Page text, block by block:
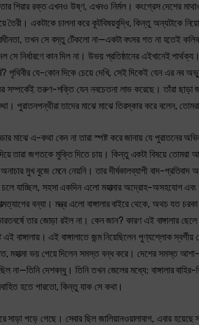
শিরার রক্ত এখনও উষ্ণ, এখনও নির্মল। কংগ্রেস দেশের
একটাকে চালনা করে কূটবিষয়বুদ্ধি, কিন্তু অন্যটাকে
তখন সে বস্তু টেঁকলো না—একটা বৎসর গত না হতেই
কান দিল না। উভয় প্রতিষ্ঠানের এইখানেই
পৃথিবীর যে-কোন দিকে চেয়ে দেখি, সেই দিকেই যেন এর নব
সম্পর্কেই তরুণ-শক্তি যেন নবচেতনা লাভ করেছে। তাঁরা
পুরাতনপন্থীরা তাদের মাঝে মাঝে তিরস্কার করে বলেন,
মাঝে এ-কথা কেন না তারা স্পষ্ট করে জানায় যে
দিয়ে তারা জগতকে মুক্তি দিতে চায়। কিন্তু একটা বিষয়ে
অনাচার মুখ বুজে মেনে নেয়নি। তার দীর্ঘকালব্যাপী বাদ-
যাচ্ছিল, সহসা একদিন এলো মহাত্মার অদ্রোহ-অসহযোগ এবং
বন্যা। মন্ত্র এলো বাঙ্গালার বাইরে থেকে, অথচ যত চরকা
তার জোড়া রইল না। কেন জান? কারণ এই বাঙ্গালার
এই বাঙ্গালায়। এই বাঙ্গালাতে জন্ম নিয়েছিলেন
মহাত্মা ভয় পেয়ে দিলেন সমস্ত বন্ধ করে। দেশের সমস্ত
না—তিনি দেশবন্ধু। তিনি তখন জেলের মধ্যে; বাঙ্গালার
হতে পারতো, কিন্তু যাক সে কথা।
সাড়া পড়ে গেছে। সেবার ছিল জালিয়ানওয়ালাবাগ, এবার